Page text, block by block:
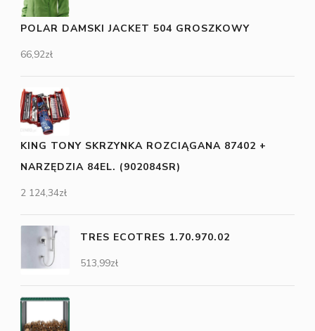
POLAR DAMSKI JACKET 504 GROSZKOWY
66,92zł
KING TONY SKRZYNKA ROZCIĄGANA 87402 +
NARZĘDZIA 84EL. (902084SR)
2 124,34zł
TRES ECOTRES 1.70.970.02
513,99zł